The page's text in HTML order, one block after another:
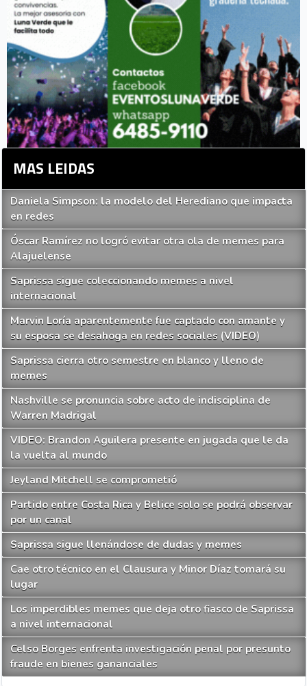
MAS LEIDAS
Daniela Simpson: la modelo del Herediano que impacta
en redes
Óscar Ramírez no logró evitar otra ola de memes para
Alajuelense
Saprissa sigue coleccionando memes a nivel
internacional
Marvin Loría aparentemente fue captado con amante y
su esposa se desahoga en redes sociales (VIDEO)
Saprissa cierra otro semestre en blanco y lleno de
memes
Nashville se pronuncia sobre acto de indisciplina de
Warren Madrigal
VIDEO: Brandon Aguilera presente en jugada que le da
la vuelta al mundo
Jeyland Mitchell se comprometió
Partido entre Costa Rica y Belice solo se podrá observar
por un canal
Saprissa sigue llenándose de dudas y memes
Cae otro técnico en el Clausura y Minor Díaz tomará su
lugar
Los imperdibles memes que deja otro fiasco de Saprissa
a nivel internacional
Celso Borges enfrenta investigación penal por presunto
fraude en bienes gananciales